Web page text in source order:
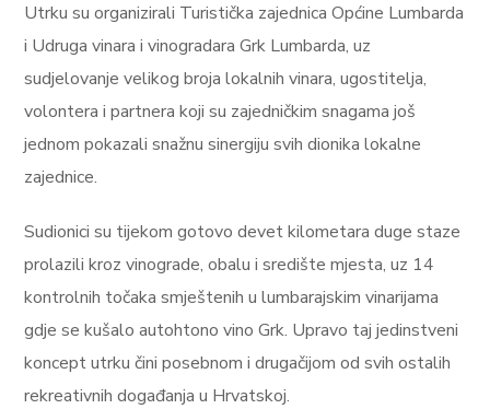
Utrku su organizirali Turistička zajednica Općine Lumbarda
i Udruga vinara i vinogradara Grk Lumbarda, uz
sudjelovanje velikog broja lokalnih vinara, ugostitelja,
volontera i partnera koji su zajedničkim snagama još
jednom pokazali snažnu sinergiju svih dionika lokalne
zajednice.
Sudionici su tijekom gotovo devet kilometara duge staze
prolazili kroz vinograde, obalu i središte mjesta, uz 14
kontrolnih točaka smještenih u lumbarajskim vinarijama
gdje se kušalo autohtono vino Grk. Upravo taj jedinstveni
koncept utrku čini posebnom i drugačijom od svih ostalih
rekreativnih događanja u Hrvatskoj.